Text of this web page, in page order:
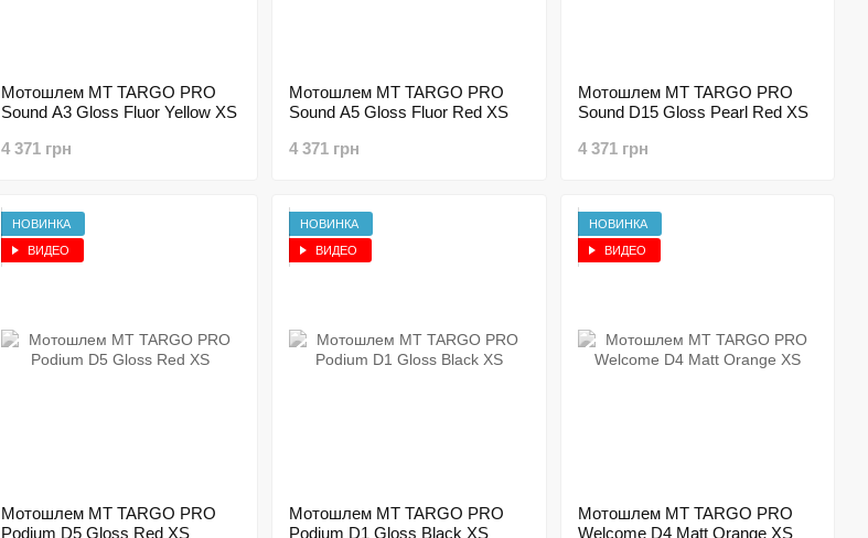
Мотошлем MT TARGO PRO
Sound A3 Gloss Fluor Yellow XS
4 371 грн
Мотошлем MT TARGO PRO
Sound A5 Gloss Fluor Red XS
4 371 грн
Мотошлем MT TARGO PRO
Sound D15 Gloss Pearl Red XS
4 371 грн
НОВИНКА
ВИДЕО
Мотошлем MT TARGO PRO
Podium D5 Gloss Red XS
НОВИНКА
ВИДЕО
Мотошлем MT TARGO PRO
Podium D1 Gloss Black XS
НОВИНКА
ВИДЕО
Мотошлем MT TARGO PRO
Welcome D4 Matt Orange XS